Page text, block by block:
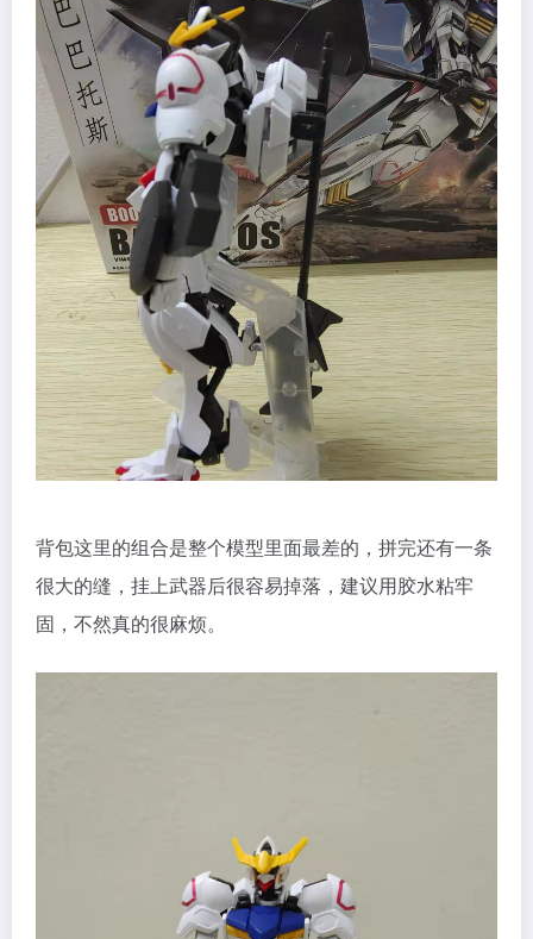
背包这里的组合是整个模型里面最差的，拼完还有一条
很大的缝，挂上武器后很容易掉落，建议用胶水粘牢
固，不然真的很麻烦。